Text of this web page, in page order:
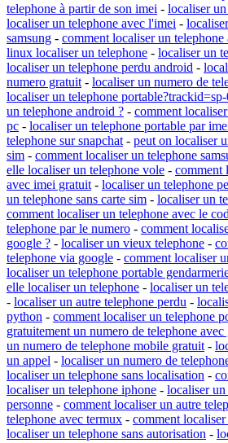
telephone à partir de son imei - localiser
localiser un telephone avec l'imei -
samsung - comment localiser un
linux localiser un telephone - localiser un
localiser un telephone perdu android -
numero gratuit - localiser un numero de
localiser un telephone
un telephone android ? - comment
pc - localiser un telephone portable par
telephone sur snapchat - peut on localiser
sim - comment localiser un telephone
elle localiser un telephone vole - comment
avec imei gratuit - localiser un telephone
un telephone sans carte sim - localiser un
comment localiser un telephone avec le
telephone par le numero - comment
google ? - localiser un vieux telephone -
telephone via google - comment localiser
localiser un telephone portable
elle localiser un telephone - localiser un
- localiser un autre telephone perdu -
python - comment localiser un telephone
gratuitement un numero de telephone avec
un numero de telephone mobile gratuit -
un appel - localiser un numero de
localiser un telephone sans localisation -
localiser un telephone iphone - localiser
personne - comment localiser un autre
telephone avec termux - comment
localiser un telephone sans autorisation -